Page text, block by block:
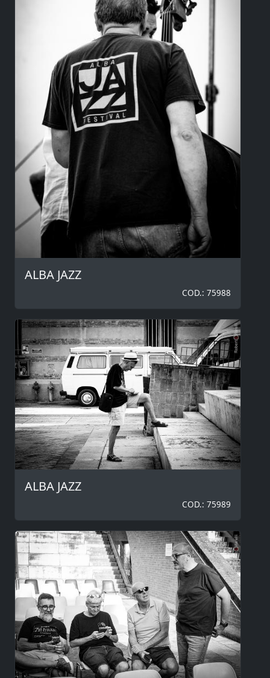
ALBA JAZZ
COD.: 75988
ALBA JAZZ
COD.: 75989